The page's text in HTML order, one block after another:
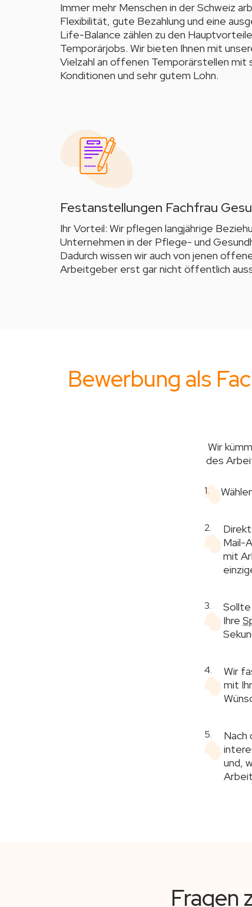
Immer mehr Menschen in der Schweiz
Flexibilität, gute Bezahlung und eine
Life-Balance zählen zu den
Temporärjobs. Wir bieten Ihnen mit
Vielzahl an offenen Temporärstellen mit
Konditionen und sehr gutem Lohn.
Festanstellungen Fachfrau
Ihr Vorteil: Wir pflegen langjährige
Unternehmen in der Pflege- und
Dadurch wissen wir auch von jenen
Arbeitgeber erst gar nicht öffentlich
Bewerbung als
Wir
des
1.
2.
Mail-
mit
3.
Sollte
Ihre
4.
Wir
mit
5.
Nach
und,
Fragen